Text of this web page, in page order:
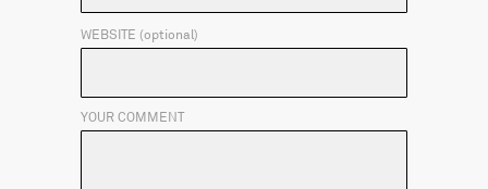
WEBSITE (optional)
YOUR COMMENT